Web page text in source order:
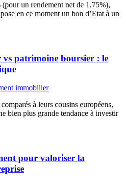
un rendement net de 1,75%),
en ce moment un bon d’Etat à un
patrimoine boursier : le
immobilier
à leurs cousins européens,
bien plus grande tendance à investir
pour valoriser la